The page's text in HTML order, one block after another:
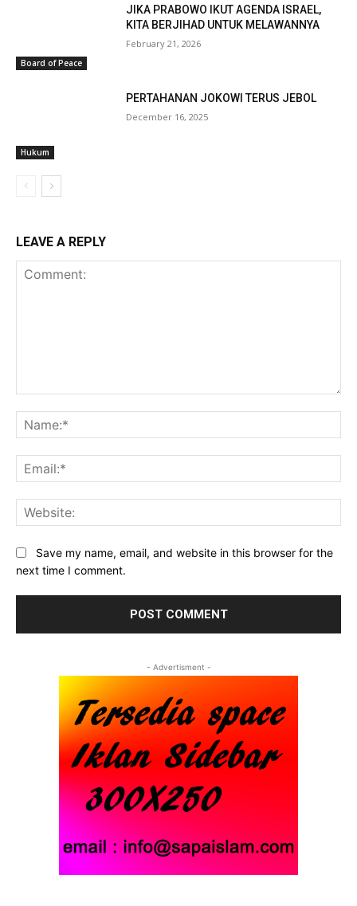
Board of Peace
JIKA PRABOWO IKUT AGENDA ISRAEL,
KITA BERJIHAD UNTUK MELAWANNYA
February 21, 2026
Hukum
PERTAHANAN JOKOWI TERUS JEBOL
December 16, 2025
LEAVE A REPLY
Save my name, email, and website in this browser for the
next time I comment.
- Advertisment -